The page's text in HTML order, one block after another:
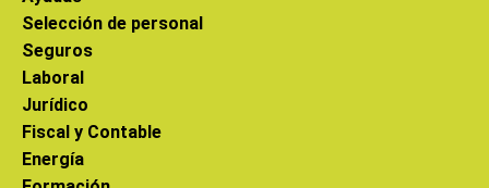
Selección de personal
Seguros
Laboral
Jurídico
Fiscal y Contable
Energía